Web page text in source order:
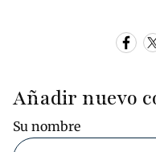
Añadir nuevo
Su nombre